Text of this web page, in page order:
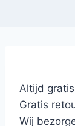
Altijd
Gratis
Wij